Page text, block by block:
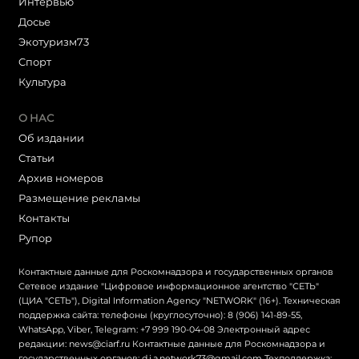
Досье
Экотуризм73
Cпорт
Культура
О НАС
Об издании
Статьи
Архив номеров
Размещение рекламы
Контакты
Рупор
Контактные данные для Роскомнадзора и государственных органов
Сетевое издание "Цифровое информационное агентство "СЕТЬ"
(ЦИА "СЕТЬ"), Digital Information Agency "NETWORK" (16+). Техническая
поддержка сайта: телефоны (круглосуточно): 8 (906) 141-89-55,
WhatsApp, Viber, Telegram: +7 999 190-04-08 Электронный адрес
редакции: news@ciarf.ru Контактные данные для Роскомнадзора и